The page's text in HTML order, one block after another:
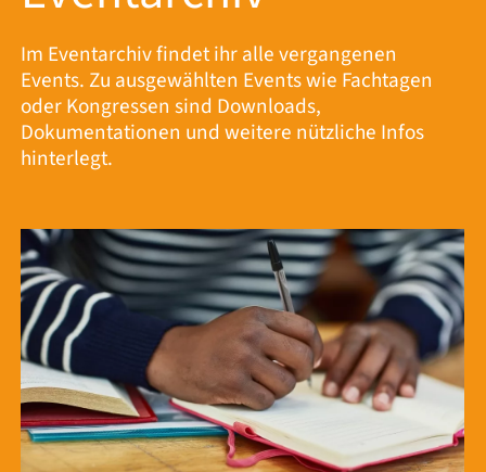
Im Eventarchiv findet ihr alle vergangenen
Events. Zu ausgewählten Events wie Fachtagen
oder Kongressen sind Downloads,
Dokumentationen und weitere nützliche Infos
hinterlegt.